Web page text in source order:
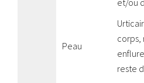
et/ou
Peau
corps,
reste